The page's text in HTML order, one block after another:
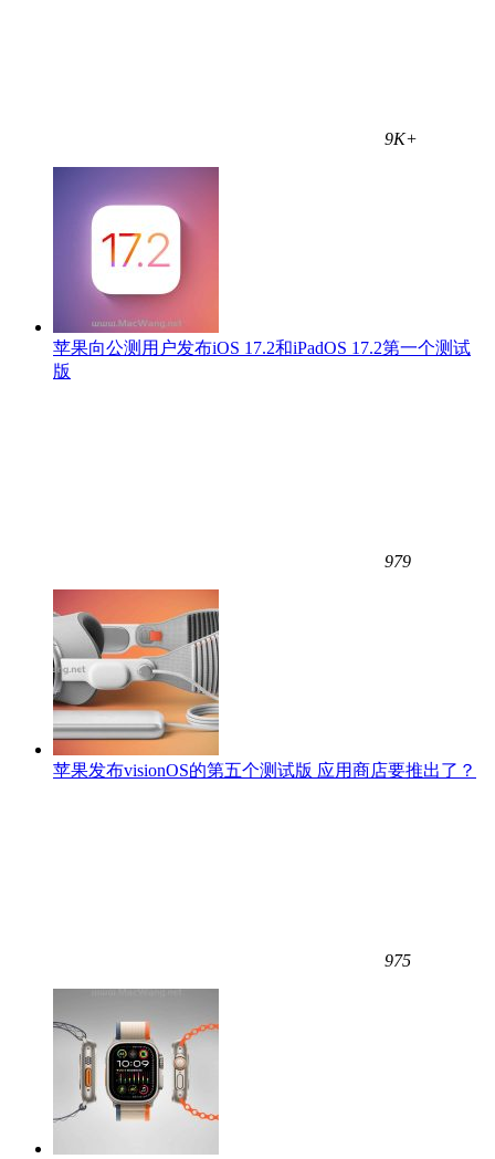
9K+
苹果向公测用户发布iOS 17.2和iPadOS 17.2第一个测试
版
979
苹果发布visionOS的第五个测试版 应用商店要推出了？
975